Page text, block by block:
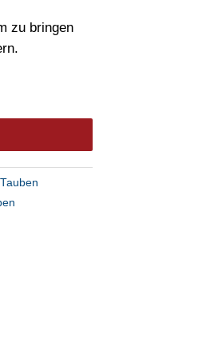
zu bringen